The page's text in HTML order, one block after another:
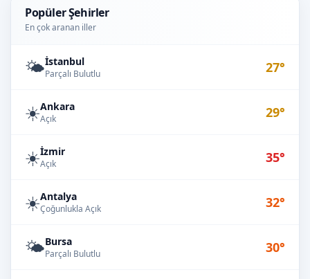
Popüler Şehirler
En çok aranan iller
🌤️İstanbul
Parçalı Bulutlu 27°
☀️Ankara
Açık 29°
☀️İzmir
Açık 35°
☀️Antalya
Çoğunlukla Açık 32°
🌤️Bursa
Parçalı Bulutlu 30°